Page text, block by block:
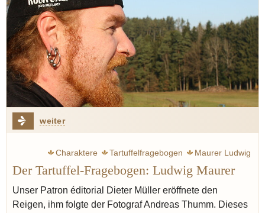
weiter
Charaktere Tartuffelfragebogen
Maurer Ludwig
Champagner
Der Tartuffel-Fragebogen: Ludwig Maurer
Unser Patron éditorial Dieter Müller eröffnete den
Reigen, ihm folgte der Fotograf Andreas Thumm. Dieses